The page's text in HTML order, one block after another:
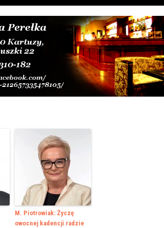
M. Piotrowiak: Życzę
owocnej kadencji radzie